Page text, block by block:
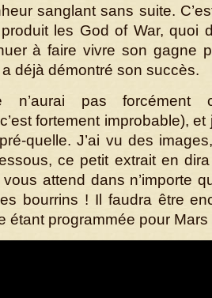
sanglant sans suite.
les God of War, quoi
à faire vivre son gagne
a déjà démontré son succès.
n’aurai pas
fortement improbable), et
pré-quelle. J’ai vu des
ce petit extrait en
attend dans n’importe
bourrins ! Il faudra être
étant programmée pour